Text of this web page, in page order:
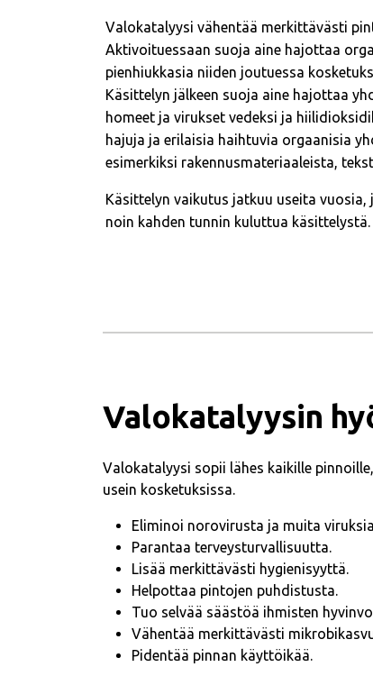
Valokatalyysi vähentää merkittävästi
Aktivoituessaan suoja aine hajottaa
pienhiukkasia niiden joutuessa
Käsittelyn jälkeen suoja aine hajottaa
homeet ja virukset vedeksi ja
hajuja ja erilaisia haihtuvia orgaanisia
esimerkiksi rakennusmateriaaleista,
Käsittelyn vaikutus jatkuu useita
noin kahden tunnin kuluttua käsittelystä.
Valokatalyysin
Valokatalyysi sopii lähes kaikille
usein kosketuksissa.
Eliminoi norovirusta ja muita
Parantaa terveysturvallisuutta.
Lisää merkittävästi hygienisyyttä.
Helpottaa pintojen puhdistusta.
Tuo selvää säästöä ihmisten
Vähentää merkittävästi
Pidentää pinnan käyttöikää.